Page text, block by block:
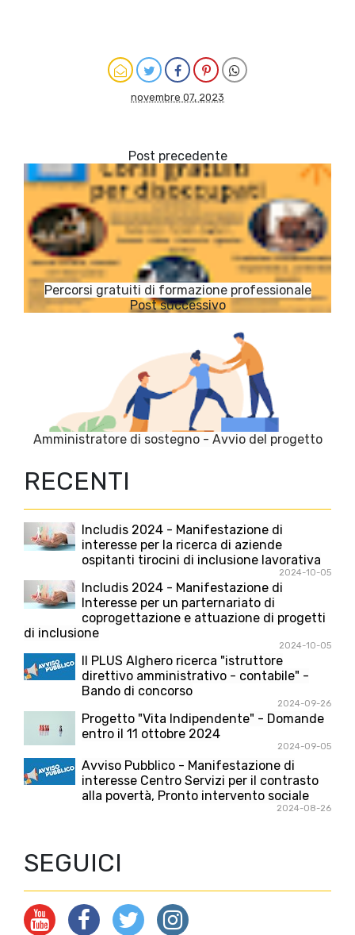
novembre 07, 2023
Percorsi gratuiti di formazione professionale
Amministratore di sostegno - Avvio del progetto
RECENTI
Includis 2024 - Manifestazione di
interesse per la ricerca di aziende
ospitanti tirocini di inclusione lavorativa
2024-10-05
Includis 2024 - Manifestazione di
Interesse per un parternariato di
coprogettazione e attuazione di progetti
di inclusione
2024-10-05
Il PLUS Alghero ricerca "istruttore
direttivo amministrativo - contabile" -
Bando di concorso
2024-09-26
Progetto "Vita Indipendente" - Domande
entro il 11 ottobre 2024
2024-09-05
Avviso Pubblico - Manifestazione di
interesse Centro Servizi per il contrasto
alla povertà, Pronto intervento sociale
2024-08-26
SEGUICI